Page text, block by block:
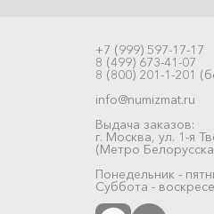
+7 (999) 597-17-17
8 (499) 673-41-07
8 (800) 201-1-201
info@numizmat.ru
Выдача заказов:
г. Москва, ул. 1-я
(Метро
Понедельник -
Суббота -